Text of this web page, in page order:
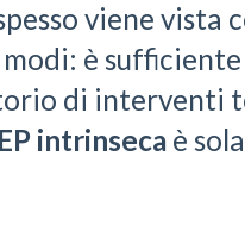
viene vista
è
di interventi
intrinseca è